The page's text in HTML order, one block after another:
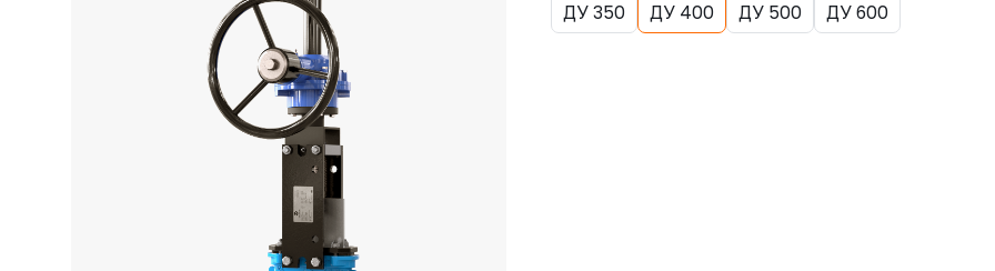
ДУ 350
ДУ 400 ДУ 500 ДУ 600